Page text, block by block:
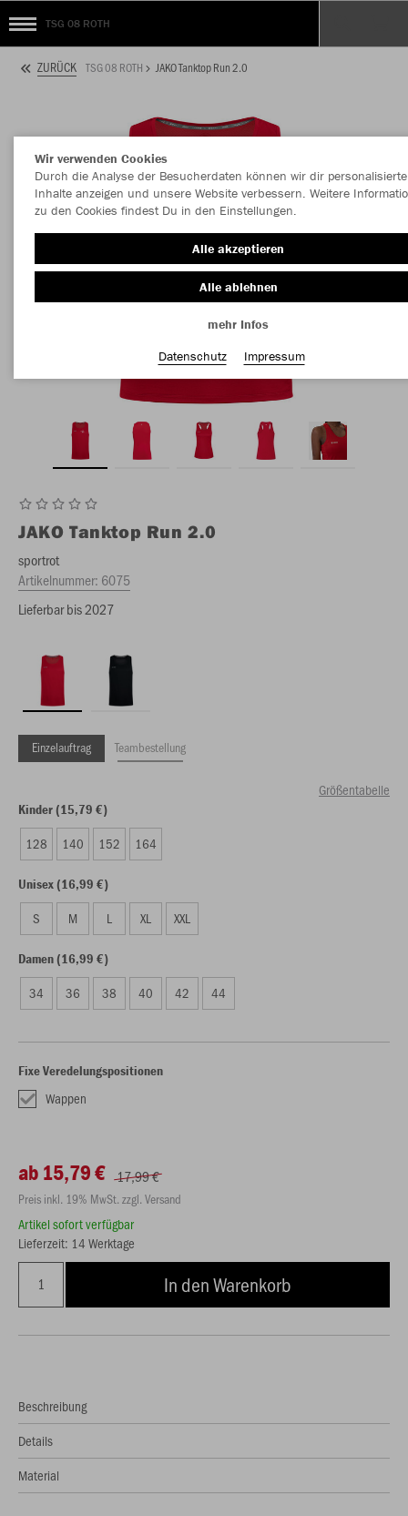
TSG 08 ROTH
ZURÜCK TSG 08 ROTH JAKO Tanktop Run 2.0
JAKO Tanktop Run 2.0
sportrot
Artikelnummer: 6075
Lieferbar bis 2027
Einzelauftrag Teambestellung
Größentabelle
Kinder (15,79 €)
128 140 152 164
Unisex (16,99 €)
S M L XL XXL
Damen (16,99 €)
34 36 38 40 42 44
Fixe Veredelungspositionen
Wappen
ab 15,79 € 17,99 €
Preis inkl. 19% MwSt. zzgl. Versand
Artikel sofort verfügbar
Lieferzeit: 14 Werktage
In den Warenkorb
Beschreibung
Details
Material
Wir verwenden Cookies
Durch die Analyse der Besucherdaten können wir dir personalisierte
Inhalte anzeigen und unsere Website verbessern. Weitere
zu den Cookies findest Du in den Einstellungen.
Alle akzeptieren
Alle ablehnen
mehr Infos
Datenschutz
Impressum